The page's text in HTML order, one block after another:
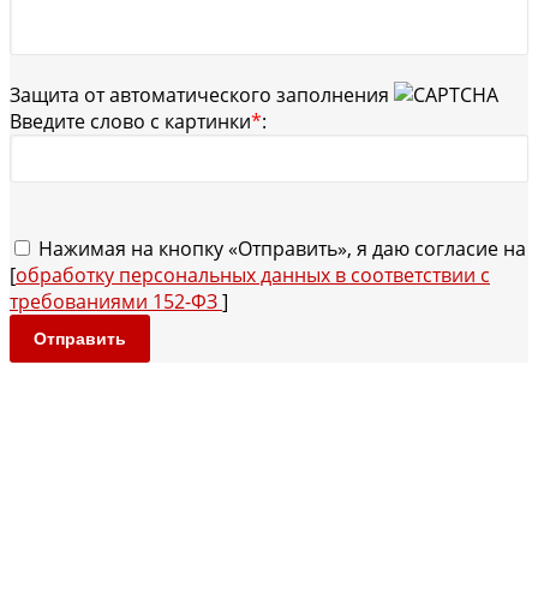
Защита от автоматического заполнения
Введите слово с картинки*:
Нажимая на кнопку «Отправить», я даю согласие на
[обработку персональных данных в соответствии с
требованиями 152-ФЗ]
Отправить